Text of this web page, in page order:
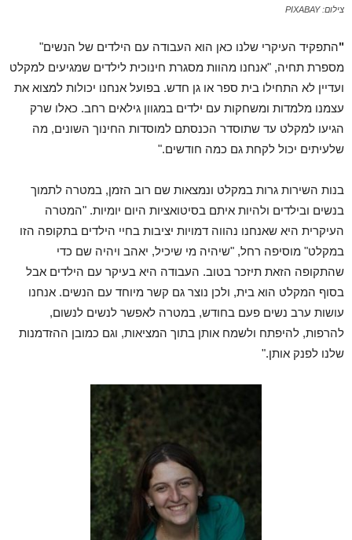
צילום: PIXABAY
"התפקיד העיקרי שלנו כאן הוא העבודה עם הילדים של הנשים"
מספרת תחיה, "אנחנו מהוות מסגרת חינוכית לילדים שמגיעים למקלט
ועדיין לא התחילו בית ספר או גן חדש. בפועל אנחנו יכולות למצוא את
עצמנו מלמדות ומשחקות עם ילדים במגוון גילאים רחב. כאלו שרק
הגיעו למקלט עד שתוסדר הכנסתם למוסדות החינוך השונים, מה
שלעיתים יכול לקחת גם כמה חודשים."
בנות השירות גרות במקלט ונמצאות שם רוב הזמן, במטרה לתמוך
בנשים ובילדים ולהיות איתם בסיטואציות היום יומיות. "המטרה
העיקרית היא שאנחנו נהווה דמויות יציבות בחיי הילדים בתקופה הזו
במקלט" מוסיפה רחל, "שיהיה מי שיכיל, יאהב ויהיה שם כדי
שהתקופה הזאת תיזכר בטוב. העבודה היא בעיקר עם הילדים אבל
בסוף המקלט הוא בית, ולכן נוצר גם קשר מיוחד עם הנשים. אנחנו
עושות ערב נשים פעם בחודש, במטרה לאפשר לנשים לנשום,
להרפות, להיפתח ולשמח אותן בתוך המציאות, וגם כמובן ההזדמנות
שלנו לפנק אותן."